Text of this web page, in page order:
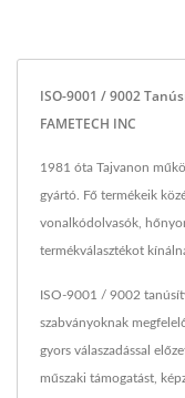
ISO-9001 / 9002
FAMETECH INC
1981 óta Tajvanon
gyártó. Fő termékeik
vonalkódolvasók,
termékválasztékot
ISO-9001 / 9002
szabványoknak
gyors válaszadással
műszaki támogatást,